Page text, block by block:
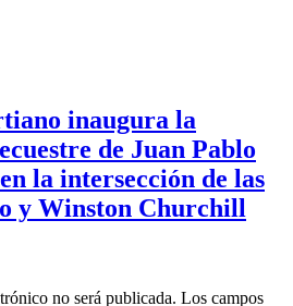
inaugura la
de Juan Pablo
la intersección de las
y Winston Churchill
no será publicada. Los campos